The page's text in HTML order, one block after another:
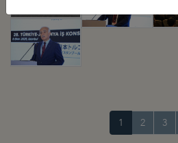
1 2 3